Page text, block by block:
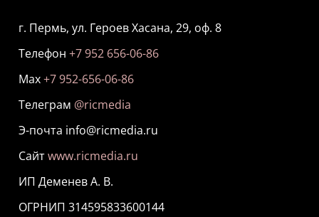
г. Пермь, ул. Героев Хасана, 29, оф. 8
Телефон +7 952 656-06-86
Мах+7 952-656-06-86
Телеграм @ricmedia
Э-почта info@ricmedia.ru
Сайтwww.ricmedia.ru
ИП Деменев А. В.
ОГРНИП 314595833600144